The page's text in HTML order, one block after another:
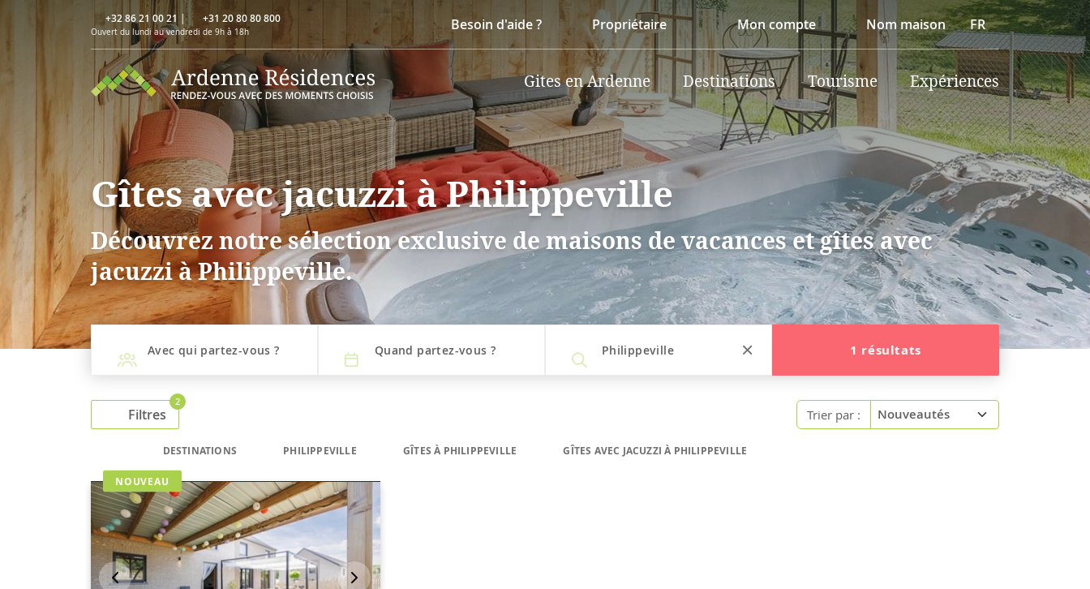
+32 86 21 00 21 | +31 20 80 80 800
Ouvert du lundi au vendredi de 9h à 18h Besoin d'aide ? Propriétaire Mon compte Nom maison FR
Gites en Ardenne Destinations Tourisme Expériences
Gîtes avec jacuzzi à Philippeville
Découvrez notre sélection exclusive de maisons de vacances et gîtes avec
jacuzzi à Philippeville.
Avec qui partez-vous ? Quand partez-vous ? Philippeville 1 résultats
Filtres
2
Trier par :
DESTINATIONS PHILIPPEVILLE GÎTES À PHILIPPEVILLE GÎTES AVEC JACUZZI À PHILIPPEVILLE